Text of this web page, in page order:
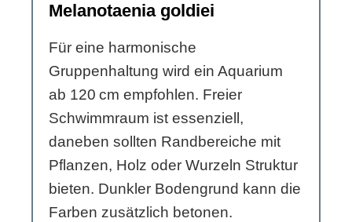
Melanotaenia goldiei
Für eine harmonische
Gruppenhaltung wird ein Aquarium
ab 120 cm empfohlen. Freier
Schwimmraum ist essenziell,
daneben sollten Randbereiche mit
Pflanzen, Holz oder Wurzeln Struktur
bieten. Dunkler Bodengrund kann die
Farben zusätzlich betonen.